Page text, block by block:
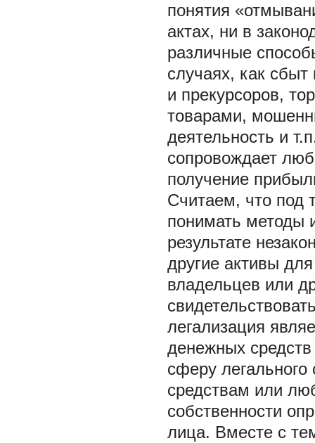
понятия
актах, ни в
различные
случаях, как сбыт
и прекурсоров,
товарами,
деятельность и
сопровождает
получение
Считаем, что под
понимать методы
результате
другие активы
владельцев или
легализация
денежных
сферу
средствам или
собственности
лица. Вместе с